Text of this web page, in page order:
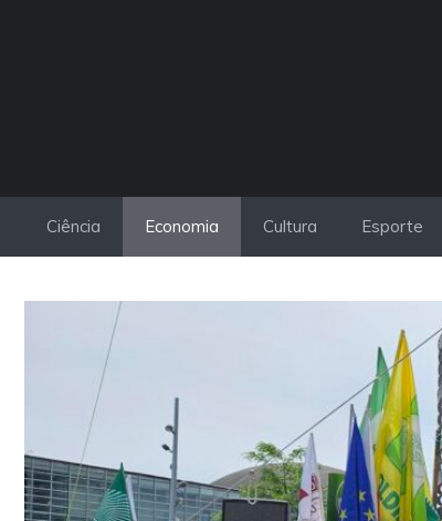
Ciência Economia Cultura Esporte